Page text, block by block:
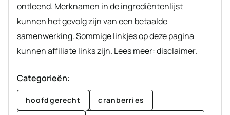
ontleend. Merknamen in de ingrediëntenlijst
kunnen het gevolg zijn van een betaalde
samenwerking. Sommige linkjes op deze pagina
kunnen affiliate links zijn. Lees meer: disclaimer.
Categorieën:
hoofdgerecht cranberries